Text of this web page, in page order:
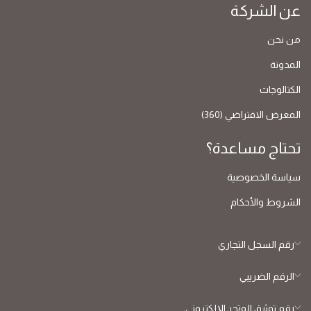
عن الشركة
من نحن
المدونة
الكتالوجات
المعرض الافتراضي (360)
تحتاج مساعدة؟
سياسة الخصوصية
الشروط والأحكام
رقم السجل التجاري
الرقم الضريبي
رقم توثيق المتجر الإلكتروني